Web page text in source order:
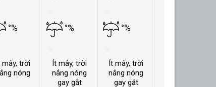
°%
mây, trời
nóng
°%
Ít mây, trời
nắng nóng
gay gắt
°%
Ít mây, trời
nắng nóng
gay gắt